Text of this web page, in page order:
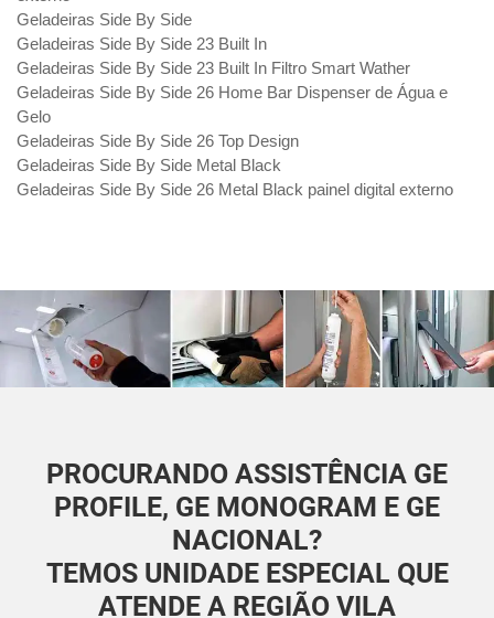
Geladeiras Side By Side
Geladeiras Side By Side 23 Built In
Geladeiras Side By Side 23 Built In Filtro Smart Wather
Geladeiras Side By Side 26 Home Bar Dispenser de Água e
Gelo
Geladeiras Side By Side 26 Top Design
Geladeiras Side By Side Metal Black
Geladeiras Side By Side 26 Metal Black painel digital externo
PROCURANDO ASSISTÊNCIA GE
PROFILE, GE MONOGRAM E GE
NACIONAL?
TEMOS UNIDADE ESPECIAL QUE
ATENDE A REGIÃO VILA